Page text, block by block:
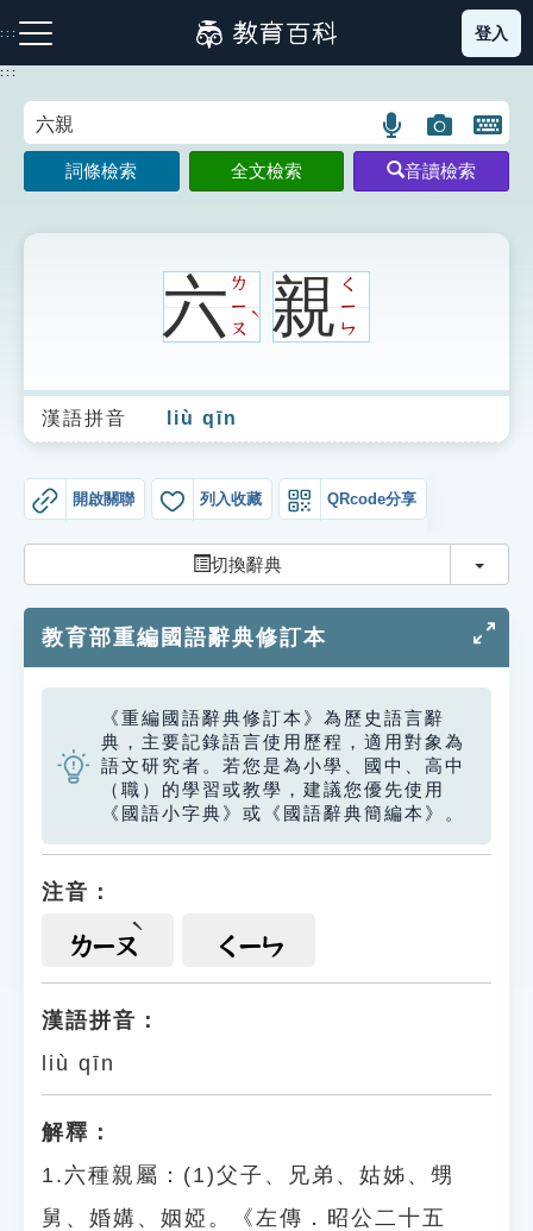
到
主
:::
注音索引圖示 筆畫索引圖示 部首索引表圖示
生字詞彙表
成語故事
索引選單
單字索引
生命大百科索引
遊戲專區
教學應用
貓頭鷹博士
登入
:::
語
言
搜
圖
片
搜
開
鍵
圖
詞條檢索 全文檢索 音讀檢索
六ㄌ
ㄧ
ㄡ
ˋ 親ㄑ
ㄧ
ㄣ
漢語拼音 liù qīn
開啟關聯 列入收藏 QRcode分享
切換辭典 切換
教育部重編國語辭典修訂本
《重編國語辭典修訂本》為歷史語言辭
典，主要記錄語言使用歷程，適用對象為
語文研究者。若您是為小學、國中、高中
（職）的學習或教學，建議您優先使用
《國語小字典》或《國語辭典簡編本》。
注音：
ㄌㄧㄡ ㄑㄧㄣ
漢語拼音：
liù qīn
解釋：
1.六種親屬：(1)父子、兄弟、姑姊、甥
舅、婚媾、姻婭。《左傳．昭公二十五